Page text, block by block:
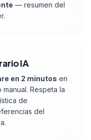
— resumen del
IA
en 2 minutos en
Respeta la
de
del